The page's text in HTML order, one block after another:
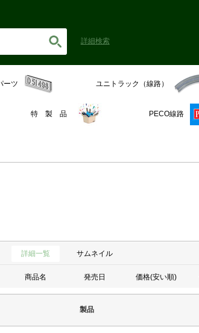
詳細検索
ーツ ユニトラック（線路）
特 製 品 PECO線路
詳細一覧 サムネイル
商品名 発売日 価格(安い順)
製品